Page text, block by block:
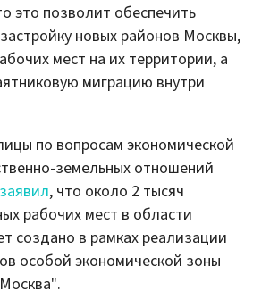
это позволит обеспечить
новых районов Москвы,
мест на их территории, а
миграцию внутри
по вопросам экономической
земельных отношений
заявил, что около 2 тысяч
рабочих мест в области
создано в рамках реализации
особой экономической зоны